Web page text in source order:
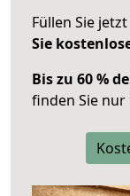
Füllen Sie
Sie
Bis zu 60 %
finden Sie nur